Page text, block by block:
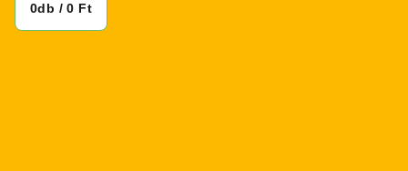
0db /0 Ft